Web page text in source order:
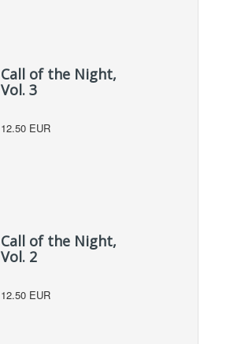
Call of the Night,
Vol. 3
12.50 EUR
Call of the Night,
Vol. 2
12.50 EUR